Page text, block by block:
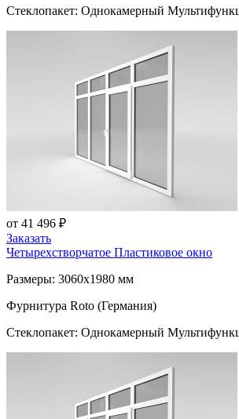
Стеклопакет: Однокамерный
от 41 496 ₽
Заказать
Четырехстворчатое Пластиковое окно
Размеры: 3060x1980 мм
Фурнитура Roto (Германия)
Стеклопакет: Однокамерный